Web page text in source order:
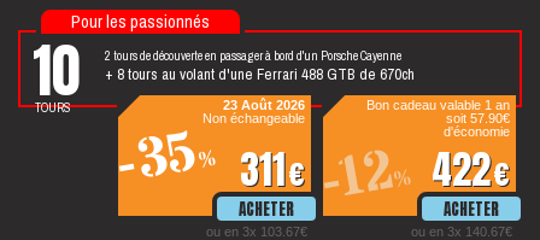
10
tours
2 tours de découverte en passager à bord d'un Porsche Cayenne
+ 8 tours au volant d'une Ferrari 488 GTB de 670ch
Bon cadeau valable 1 an
422€
ou en 3x 140.67€
-12%
soit 57.90€
d'économie
23 Août 2026
Non échangeable
311€
ou en 3x 103.67€
-35%
Pour les passionnés